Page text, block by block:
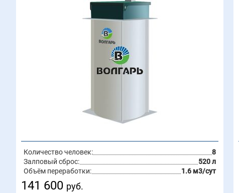
Количество человек:
8
Залповый сброс:
520 л
Объём переработки:
1.6 м3/сут
141 600 руб.